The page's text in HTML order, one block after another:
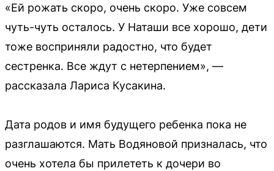
«Ей рожать скоро, очень скоро. Уже совсем
чуть-чуть осталось. У Наташи все хорошо, дети
тоже восприняли радостно, что будет
сестренка. Все ждут с нетерпением», —
рассказала Лариса Кусакина.
Дата родов и имя будущего ребенка пока не
разглашаются. Мать Водяновой призналась, что
очень хотела бы прилететь к дочери во